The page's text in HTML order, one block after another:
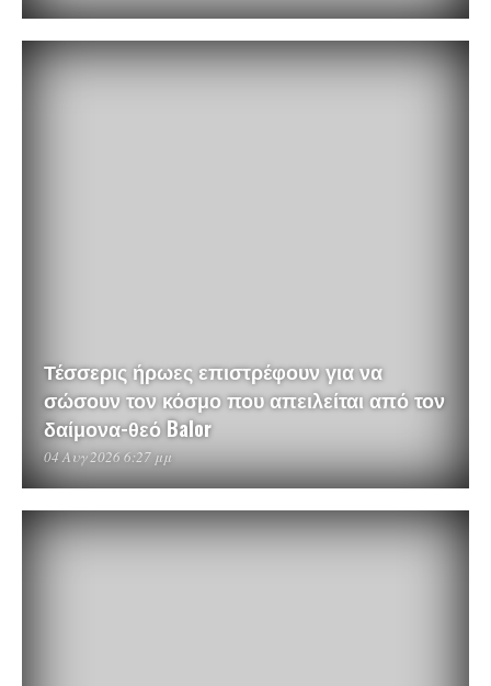
Τέσσερις ήρωες επιστρέφουν για να
σώσουν τον κόσμο που απειλείται από τον
δαίμονα-θεό Balor
04 Αυγ 2026 6:27 μμ